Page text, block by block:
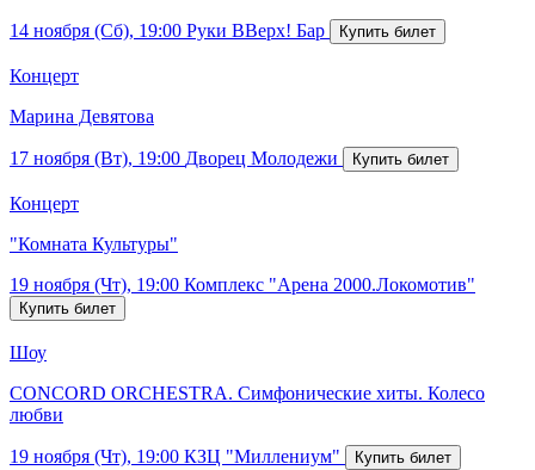
14 ноября (Сб), 19:00 Руки ВВерх! Бар
Концерт
Марина Девятова
17 ноября (Вт), 19:00 Дворец Молодежи
Концерт
"Комната Культуры"
19 ноября (Чт), 19:00 Комплекс "Арена 2000.Локомотив"
Шоу
CONCORD ORCHESTRA. Симфонические хиты. Колесо
любви
19 ноября (Чт), 19:00 КЗЦ "Миллениум"